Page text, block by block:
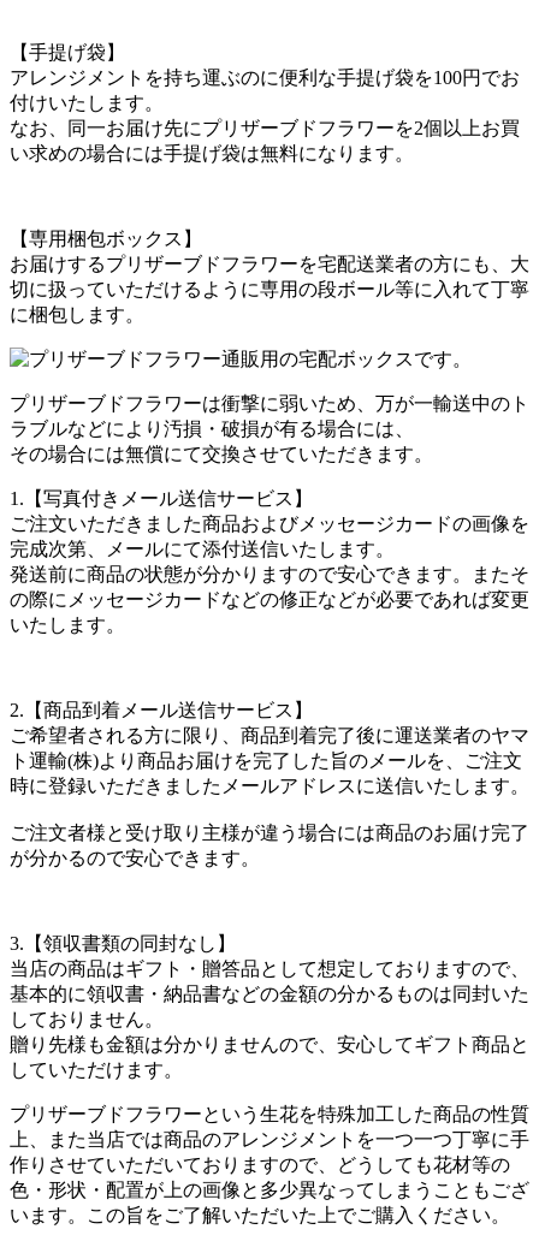
【手提げ袋】
アレンジメントを持ち運ぶのに便利な手提げ袋を100円でお
付けいたします。
なお、同一お届け先にプリザーブドフラワーを2個以上お買
い求めの場合には手提げ袋は無料になります。
【専用梱包ボックス】
お届けするプリザーブドフラワーを宅配送業者の方にも、大
切に扱っていただけるように専用の段ボール等に入れて丁寧
に梱包します。
プリザーブドフラワーは衝撃に弱いため、万が一輸送中のト
ラブルなどにより汚損・破損が有る場合には、
その場合には無償にて交換させていただきます。
1.【写真付きメール送信サービス】
ご注文いただきました商品およびメッセージカードの画像を
完成次第、メールにて添付送信いたします。
発送前に商品の状態が分かりますので安心できます。またそ
の際にメッセージカードなどの修正などが必要であれば変更
いたします。
2.【商品到着メール送信サービス】
ご希望者される方に限り、商品到着完了後に運送業者のヤマ
ト運輸(株)より商品お届けを完了した旨のメールを、ご注文
時に登録いただきましたメールアドレスに送信いたします。
ご注文者様と受け取り主様が違う場合には商品のお届け完了
が分かるので安心できます。
3.【領収書類の同封なし】
当店の商品はギフト・贈答品として想定しておりますので、
基本的に領収書・納品書などの金額の分かるものは同封いた
しておりません。
贈り先様も金額は分かりませんので、安心してギフト商品と
していただけます。
プリザーブドフラワーという生花を特殊加工した商品の性質
上、また当店では商品のアレンジメントを一つ一つ丁寧に手
作りさせていただいておりますので、どうしても花材等の
色・形状・配置が上の画像と多少異なってしまうこともござ
います。この旨をご了解いただいた上でご購入ください。